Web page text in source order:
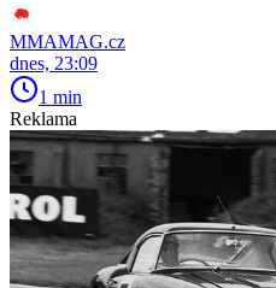
MMAMAG.cz
dnes, 23:09
1 min
Reklama